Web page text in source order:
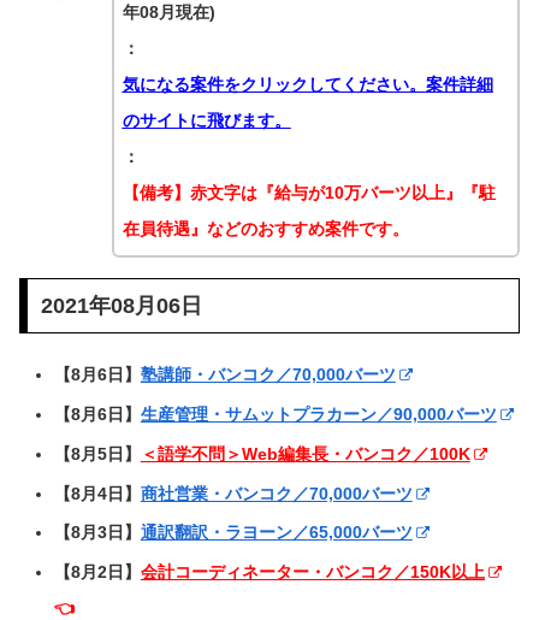
年08月現在)
：
気になる案件をクリックしてください。 案件詳細
のサイトに飛びます。
：
【備考】 赤文字は『給与が10万バーツ以上』『駐
在員待遇』などのおすすめ案件です。
2021年08月06日
【8月6日】 塾講師・バンコク／70,000バーツ
【8月6日】 生産管理・サムットプラカーン／90,000バーツ
【8月5日】 ＜語学不問＞Web編集長・バンコク／100K
【8月4日】 商社営業・バンコク／70,000バーツ
【8月3日】 通訳翻訳・ラヨーン／65,000バーツ
【8月2日】 会計コーディネーター・バンコク／150K以上
👈